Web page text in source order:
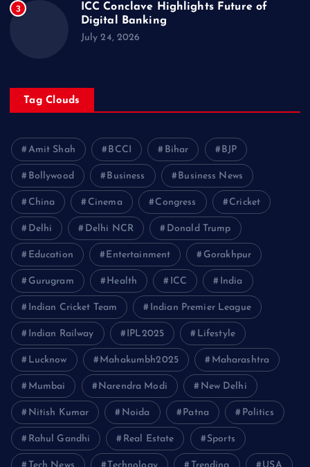
3
ICC Conclave Highlights Future of
Digital Banking
July 24, 2026
Tag Clouds
Amit Shah BCCI Bihar BJP
Bollywood Business Business News
China Cinema Congress Cricket
Delhi Delhi NCR Donald Trump
Education Entertainment Gorakhpur
Gurugram Health ICC India
Indian Cricket Team Indian Premier League
Indian Railway IPL2025 Lifestyle
Lucknow Mahakumbh2025 Maharashtra
Mumbai Narendra Modi New Delhi
Nitish Kumar Noida Patna Politics
Rahul Gandhi Real Estate Sports